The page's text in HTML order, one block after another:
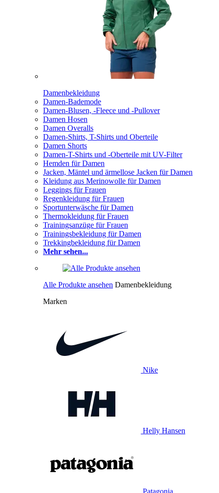
Damenbekleidung
Damen-Bademode
Damen-Blusen, -Fleece und -Pullover
Damen Hosen
Damen Overalls
Damen-Shirts, T-Shirts und Oberteile
Damen Shorts
Damen-T-Shirts und -Oberteile mit UV-Filter
Hemden für Damen
Jacken, Mäntel und ärmellose Jacken für Damen
Kleidung aus Merinowolle für Damen
Leggings für Frauen
Regenkleidung für Frauen
Sportunterwäsche für Damen
Thermokleidung für Frauen
Trainingsanzüge für Frauen
Trainingsbekleidung für Damen
Trekkingbekleidung für Damen
Mehr sehen...
Alle Produkte ansehen Damenbekleidung
Marken
Nike
Helly Hansen
Patagonia